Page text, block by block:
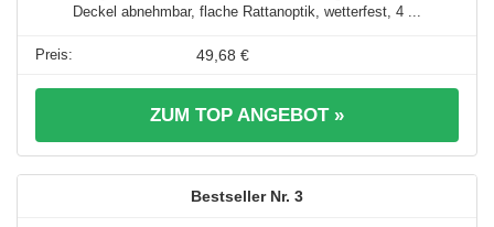
Deckel abnehmbar, flache Rattanoptik, wetterfest, 4 ...
49,68 €
ZUM TOP ANGEBOT »
3